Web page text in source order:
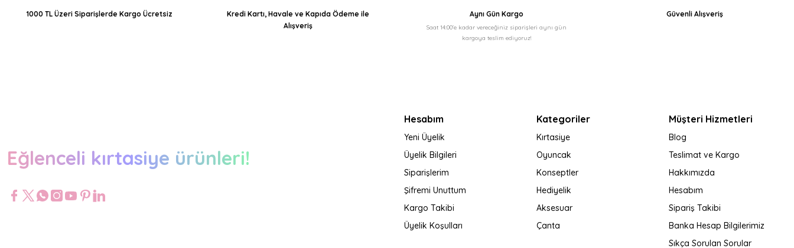
1000 TL Üzeri Siparişlerde Kargo Ücretsiz
Kredi Kartı, Havale ve Kapıda Ödeme ile
Alışveriş
Aynı Gün Kargo
Saat 14:00'e kadar vereceğiniz siparişleri aynı gün
kargoya teslim ediyoruz!
Güvenli Alışveriş
Eğlenceli kırtasiye ürünleri!
Hesabım
Yeni Üyelik
Üyelik Bilgileri
Siparişlerim
Şifremi Unuttum
Kargo Takibi
Üyelik Koşulları
Kategoriler
Kırtasiye
Oyuncak
Konseptler
Hediyelik
Aksesuar
Çanta
Müşteri Hizmetleri
Blog
Teslimat ve Kargo
Hakkımızda
Hesabım
Sipariş Takibi
Banka Hesap Bilgilerimiz
Sıkça Sorulan Sorular